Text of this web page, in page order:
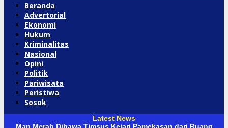
Beranda
Advertorial
Ekonomi
Hukum
Kriminalitas
Nasional
Opini
Politik
Pariwisata
Peristiwa
Sosok
Latest News